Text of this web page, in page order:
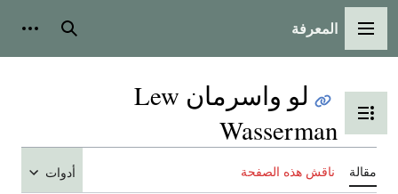
القائمة الرئيسية
المعرفة بحث
تبديل عرض جدول المحتويات
لو واسرمان Lew
Wasserman
مقالة ناقش هذه الصفحة أدوات